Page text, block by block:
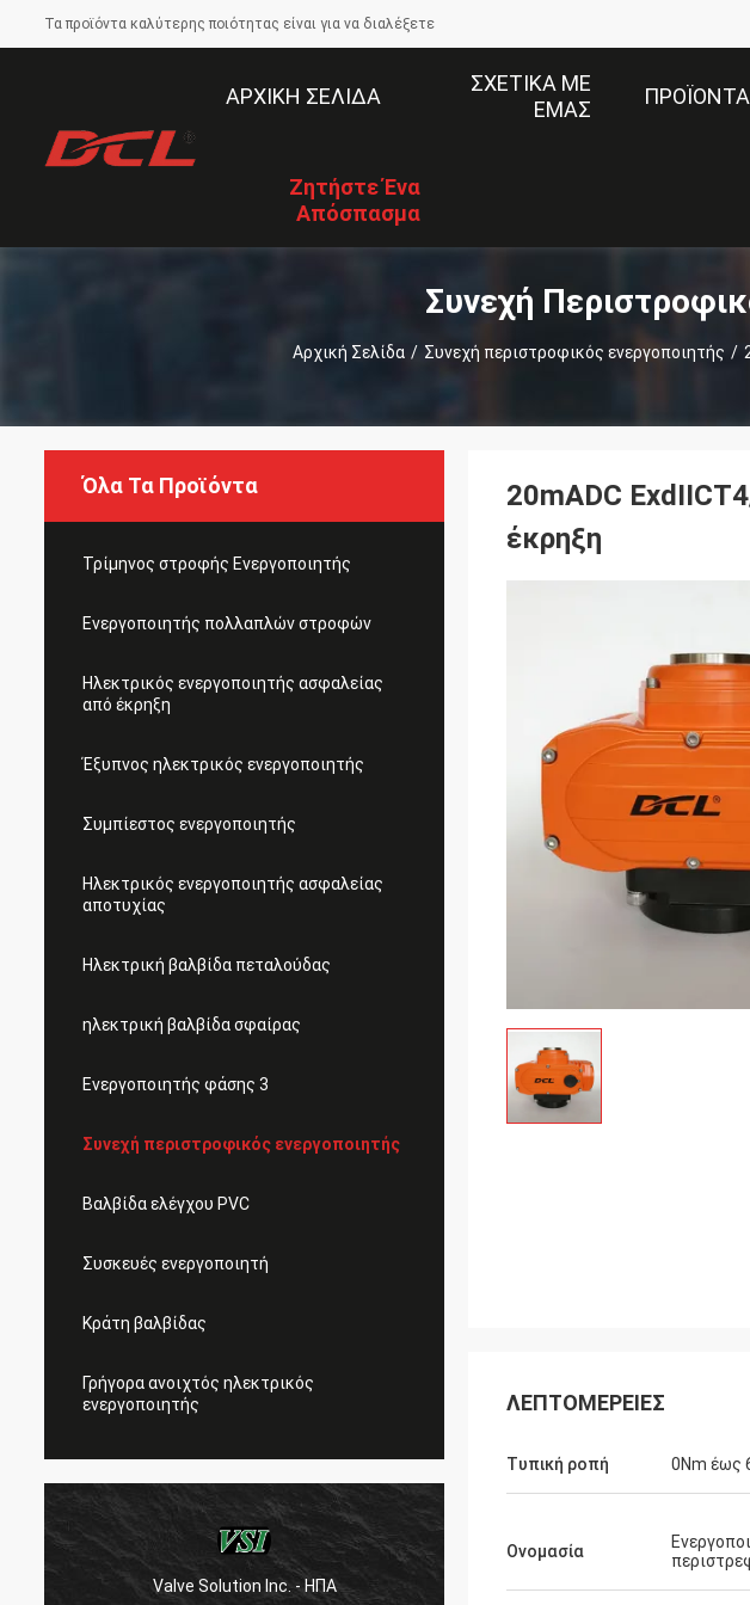
Τα προϊόντα καλύτερης ποιότητας είναι για να διαλέξετε
ΑΡΧΙΚΉ ΣΕΛΊΔΑ
ΣΧΕΤΙΚΆ ΜΕ
ΕΜΆΣ
ΠΡΟΪΌΝΤΑ
Ζητήστε Ένα
Απόσπασμα
Συνεχή
Αρχική Σελίδα / Συνεχή περιστροφικός ενεργοποιητής /
Όλα Τα Προϊόντα
Τρίμηνος στροφής Ενεργοποιητής
Ενεργοποιητής πολλαπλών στροφών
Ηλεκτρικός ενεργοποιητής ασφαλείας
από έκρηξη
Έξυπνος ηλεκτρικός ενεργοποιητής
Συμπίεστος ενεργοποιητής
Ηλεκτρικός ενεργοποιητής ασφαλείας
αποτυχίας
Ηλεκτρική βαλβίδα πεταλούδας
ηλεκτρική βαλβίδα σφαίρας
Ενεργοποιητής φάσης 3
Συνεχή περιστροφικός ενεργοποιητής
Βαλβίδα ελέγχου PVC
Συσκευές ενεργοποιητή
Κράτη βαλβίδας
Γρήγορα ανοιχτός ηλεκτρικός
ενεργοποιητής
Valve Solution Inc. - ΗΠΑ
WESA Armaturen GmbH - Γερμανία
20mADC
έκρηξη
ΛΕΠΤΟΜΈΡΕΙΕΣ
Τυπική ροπή 0Nm έως
Ονομασία